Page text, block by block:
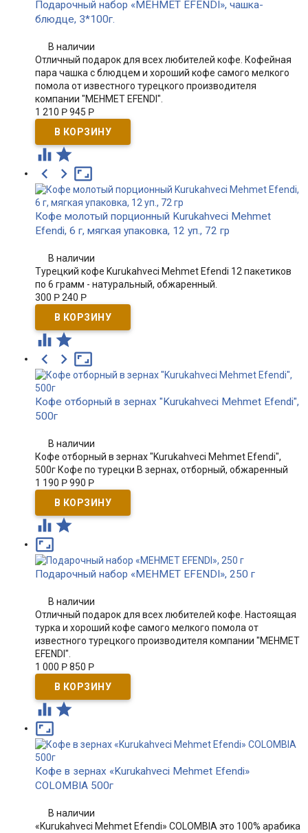
Подарочный набор «MEHMET EFENDI», чашка-
блюдце, 3*100г.
В наличии
Отличный подарок для всех любителей кофе. Кофейная
пара чашка с блюдцем и хороший кофе самого мелкого
помола от известного турецкого производителя
компании "MEHMET EFENDI".
1 210 Р 945 Р
 

 
Кофе молотый порционный Kurukahveci Mehmet
Efendi, 6 г, мягкая упаковка, 12 уп., 72 гр
В наличии
Турецкий кофе Kurukahveci Mehmet Efendi 12 пакетиков
по 6 грамм - натуральный, обжаренный.
300 Р 240 Р
 

 
Кофе отборный в зернах "Kurukahveci Mehmet Efendi",
500г
В наличии
Кофе отборный в зернах "Kurukahveci Mehmet Efendi",
500г Кофе по турецки В зернах, отборный, обжаренный
1 190 Р 990 Р
 

Подарочный набор «MEHMET EFENDI», 250 г
В наличии
Отличный подарок для всех любителей кофе. Настоящая
турка и хороший кофе самого мелкого помола от
известного турецкого производителя компании "MEHMET
EFENDI".
1 000 Р 850 Р
 

Кофе в зернах «Kurukahveci Mehmet Efendi»
COLOMBIA 500г
В наличии
«Kurukahveci Mehmet Efendi» COLOMBIA это 100% арабика